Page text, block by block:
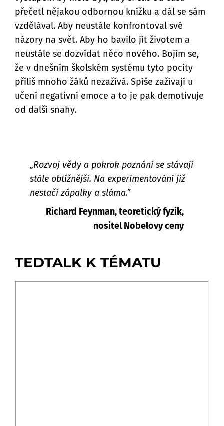
přečetl nějakou odbornou knížku a dál se sám
vzdělával. Aby neustále konfrontoval své
názory na svět. Aby ho bavilo jít životem a
neustále se dozvídat něco nového. Bojím se,
že v dnešním školském systému tyto pocity
příliš mnoho žáků nezažívá. Spíše zažívají u
učení negativní emoce a to je pak demotivuje
od další snahy.
„Rozvoj vědy a pokrok poznání se stávají
stále obtížnější. Na experimentování již
nestačí zápalky a sláma.”
Richard Feynman, teoretický fyzik,
nositel Nobelovy ceny
TEDTALK K TÉMATU